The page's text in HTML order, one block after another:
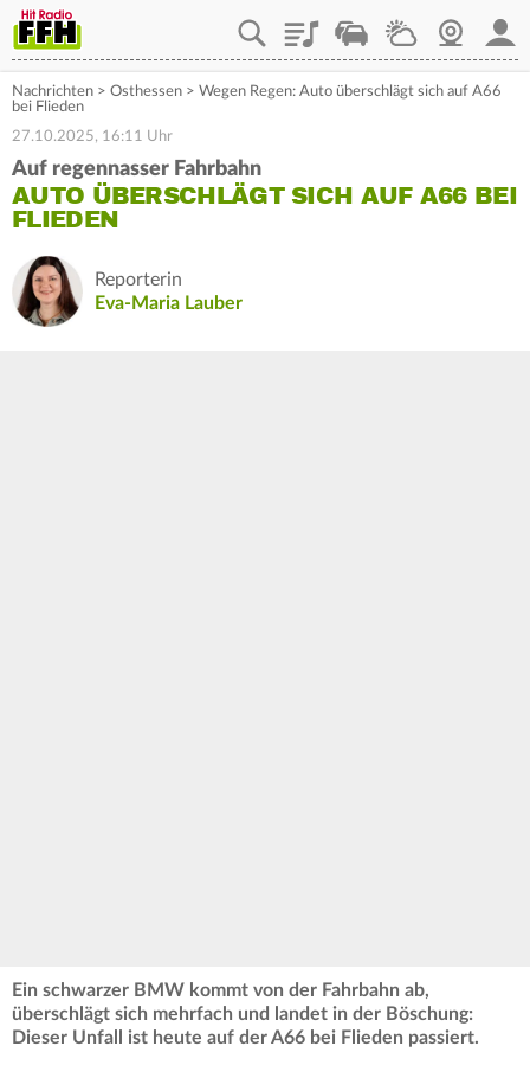
PlaylistStaupilotWetterWebcam
Nachrichten > Osthessen > Wegen Regen: Auto überschlägt sich auf A66
bei Flieden
27.10.2025, 16:11 Uhr
Auf regennasser Fahrbahn
AUTO ÜBERSCHLÄGT SICH AUF A66 BEI
FLIEDEN
Reporterin
Eva-Maria Lauber
Ein schwarzer BMW kommt von der Fahrbahn ab,
überschlägt sich mehrfach und landet in der Böschung:
Dieser Unfall ist heute auf der A66 bei Flieden passiert.